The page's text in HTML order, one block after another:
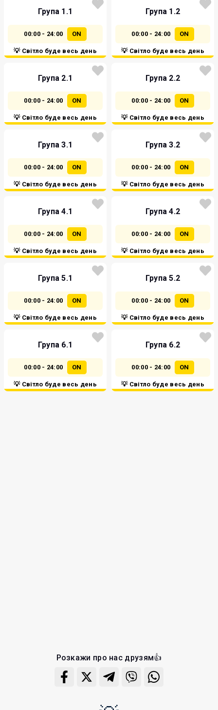
Група 1.1
00:00 - 24:00 ON
💡 Світло буде весь день
Група 1.2
00:00 - 24:00 ON
💡 Світло буде весь день
Група 2.1
00:00 - 24:00 ON
💡 Світло буде весь день
Група 2.2
00:00 - 24:00 ON
💡 Світло буде весь день
Група 3.1
00:00 - 24:00 ON
💡 Світло буде весь день
Група 3.2
00:00 - 24:00 ON
💡 Світло буде весь день
Група 4.1
00:00 - 24:00 ON
💡 Світло буде весь день
Група 4.2
00:00 - 24:00 ON
💡 Світло буде весь день
Група 5.1
00:00 - 24:00 ON
💡 Світло буде весь день
Група 5.2
00:00 - 24:00 ON
💡 Світло буде весь день
Група 6.1
00:00 - 24:00 ON
💡 Світло буде весь день
Група 6.2
00:00 - 24:00 ON
💡 Світло буде весь день
Розкажи про нас друзям👍